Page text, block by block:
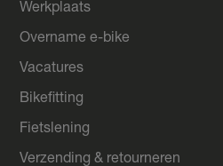
Werkplaats
Overname e-bike
Vacatures
Bikefitting
Fietslening
Verzending & retourneren